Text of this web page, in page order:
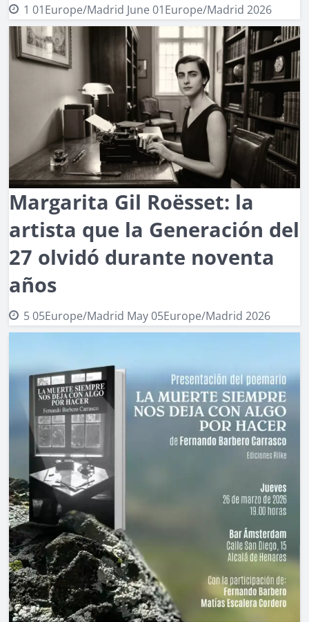
1 01Europe/Madrid June 01Europe/Madrid 2026
Margarita Gil Roësset: la
artista que la Generación del
27 olvidó durante noventa
años
5 05Europe/Madrid May 05Europe/Madrid 2026